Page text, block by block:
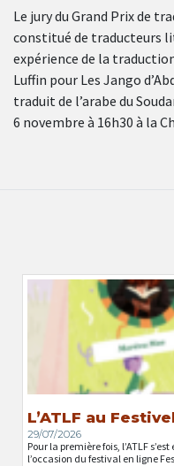
Le jury du Grand Prix de
constitué de traducteurs
expérience de la
Luffin pour Les Jango
traduit de l’arabe du
6 novembre à 16h30 à la
L’ATLF au
29/07/2026
Pour la première fois, l’ATLF
l’occasion du festival en ligne